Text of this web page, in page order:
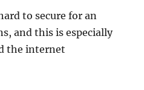
to secure for an
and this is especially
the internet